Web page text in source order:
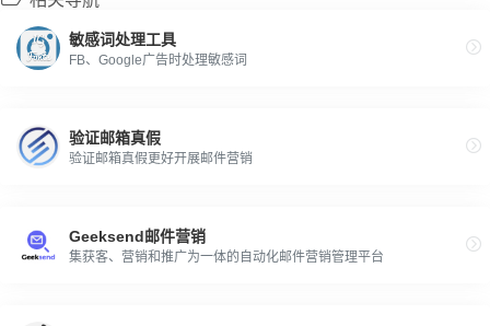
敏感词处理工具
FB、Google广告时处理敏感词
验证邮箱真假
验证邮箱真假更好开展邮件营销
Geeksend邮件营销
集获客、营销和推广为一体的自动化邮件营销管理平台